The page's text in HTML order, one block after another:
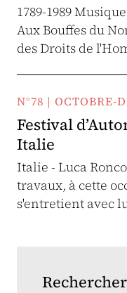
1789-1989
Aux Bouffes du
des Droits de
N°78 | OCTOBRE-
Festival
Italie
Italie - Luca
travaux, à cette
s'entretient avec